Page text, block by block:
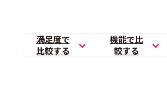
満足度で
比較する
機能で比
較する